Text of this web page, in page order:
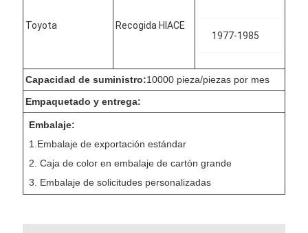
Toyota
Recogida HIACE
1977-1985
Capacidad de suministro:10000 pieza/piezas por mes
Empaquetado y entrega:
Embalaje:
1.Embalaje de exportación estándar
2. Caja de color en embalaje de cartón grande
3. Embalaje de solicitudes personalizadas